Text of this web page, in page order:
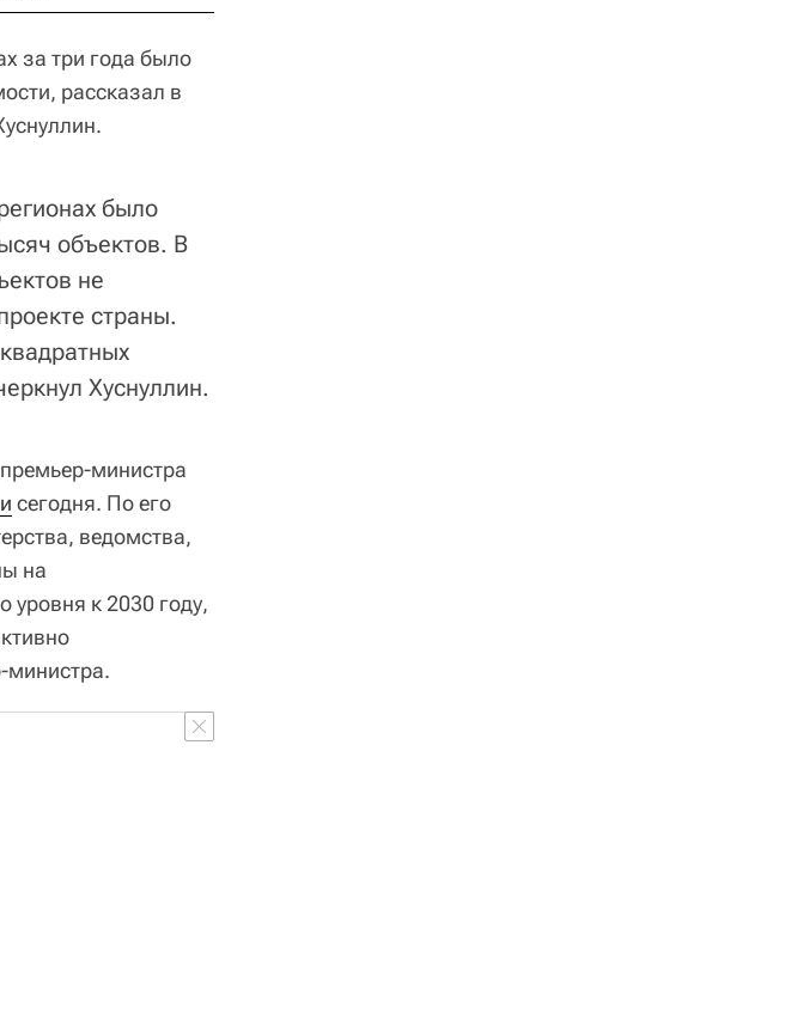
за три года было
рассказал в
было
объектов. В
не
страны.
Хуснуллин.
министра
сегодня. По его
ведомства,
на
уровня к 2030 году,
министра.